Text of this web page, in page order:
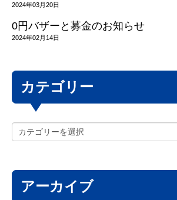
2024年03月20日
0円バザーと募金のお知らせ
2024年02月14日
カテゴリー
アーカイブ